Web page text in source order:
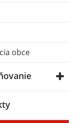
obce